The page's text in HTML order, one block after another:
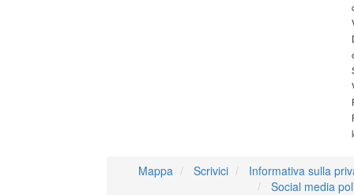
Mappa Scrivici
Informativa sulla
Social media